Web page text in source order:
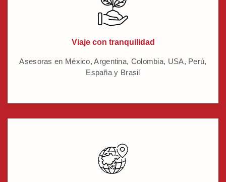
Viaje con tranquilidad
Asesoras en México, Argentina, Colombia, USA, Perú,
España y Brasil